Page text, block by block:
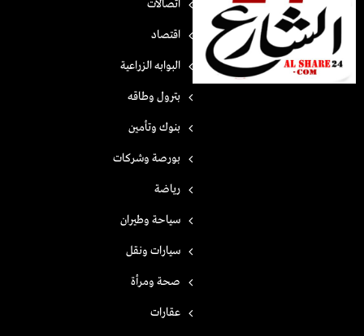
اتصالات
اقتصاد
البوابه الزراعية
بترول وطاقه
بنوك وتأمين
بورصة وشركات
رياضة
سياحة وطيران
سيارات ونقل
صحة ومرأة
عقارات